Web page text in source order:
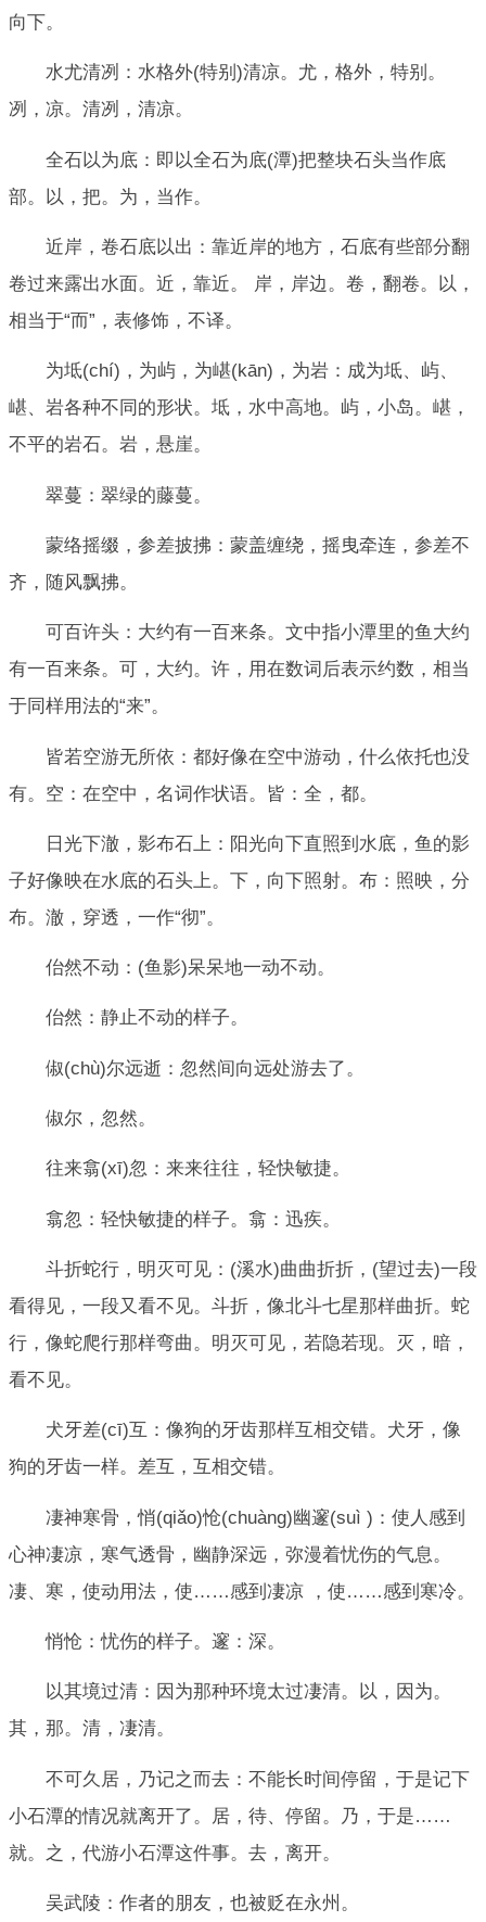
向下。
水尤清冽：水格外(特别)清凉。尤，格外，特别。
冽，凉。清冽，清凉。
全石以为底：即以全石为底(潭)把整块石头当作底
部。以，把。为，当作。
近岸，卷石底以出：靠近岸的地方，石底有些部分翻
卷过来露出水面。近，靠近。 岸，岸边。卷，翻卷。以，
相当于“而”，表修饰，不译。
为坻(chí)，为屿，为嵁(kān)，为岩：成为坻、屿、
嵁、岩各种不同的形状。坻，水中高地。屿，小岛。嵁，
不平的岩石。岩，悬崖。
翠蔓：翠绿的藤蔓。
蒙络摇缀，参差披拂：蒙盖缠绕，摇曳牵连，参差不
齐，随风飘拂。
可百许头：大约有一百来条。文中指小潭里的鱼大约
有一百来条。可，大约。许，用在数词后表示约数，相当
于同样用法的“来”。
皆若空游无所依：都好像在空中游动，什么依托也没
有。空：在空中，名词作状语。皆：全，都。
日光下澈，影布石上：阳光向下直照到水底，鱼的影
子好像映在水底的石头上。下，向下照射。布：照映，分
布。澈，穿透，一作“彻”。
佁然不动：(鱼影)呆呆地一动不动。
佁然：静止不动的样子。
俶(chù)尔远逝：忽然间向远处游去了。
俶尔，忽然。
往来翕(xī)忽：来来往往，轻快敏捷。
翕忽：轻快敏捷的样子。翕：迅疾。
斗折蛇行，明灭可见：(溪水)曲曲折折，(望过去)一段
看得见，一段又看不见。斗折，像北斗七星那样曲折。蛇
行，像蛇爬行那样弯曲。明灭可见，若隐若现。灭，暗，
看不见。
犬牙差(cī)互：像狗的牙齿那样互相交错。犬牙，像
狗的牙齿一样。差互，互相交错。
凄神寒骨，悄(qiǎo)怆(chuàng)幽邃(suì )：使人感到
心神凄凉，寒气透骨，幽静深远，弥漫着忧伤的气息。
凄、寒，使动用法，使……感到凄凉 ，使……感到寒冷。
悄怆：忧伤的样子。邃：深。
以其境过清：因为那种环境太过凄清。以，因为。
其，那。清，凄清。
不可久居，乃记之而去：不能长时间停留，于是记下
小石潭的情况就离开了。居，待、停留。乃，于是……
就。之，代游小石潭这件事。去，离开。
吴武陵：作者的朋友，也被贬在永州。